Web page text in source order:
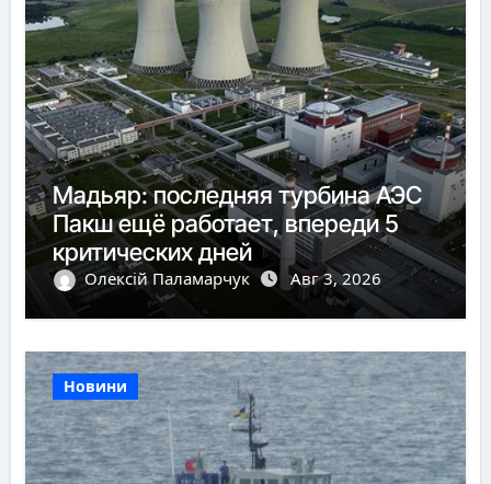
Мадьяр: последняя турбина АЭС
Пакш ещё работает, впереди 5
критических дней
Олексій Паламарчук Авг 3, 2026
Новини